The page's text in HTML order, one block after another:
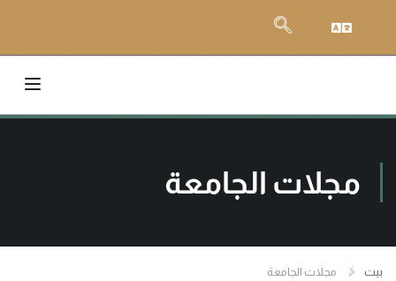
مجلات الجامعة
بيت مجلات الجامعة